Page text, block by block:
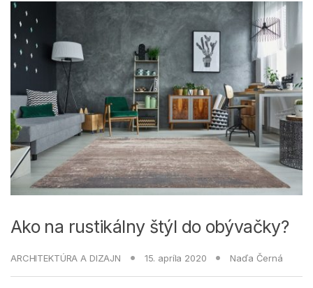
Ako na rustikálny štýl do obývačky?
ARCHITEKTÚRA A DIZAJN 15. apríla 2020 Naďa Černá